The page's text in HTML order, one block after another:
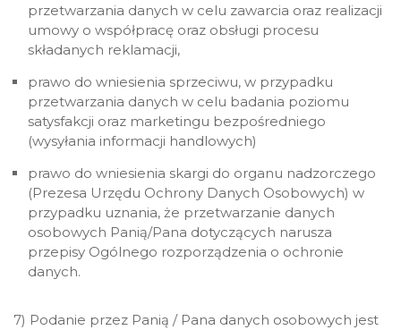
przetwarzania danych w celu zawarcia oraz realizacji
umowy o współpracę oraz obsługi procesu
składanych reklamacji,
prawo do wniesienia sprzeciwu, w przypadku
przetwarzania danych w celu badania poziomu
satysfakcji oraz marketingu bezpośredniego
(wysyłania informacji handlowych)
prawo do wniesienia skargi do organu nadzorczego
(Prezesa Urzędu Ochrony Danych Osobowych) w
przypadku uznania, że przetwarzanie danych
osobowych Panią/Pana dotyczących narusza
przepisy Ogólnego rozporządzenia o ochronie
danych.
7) Podanie przez Panią / Pana danych osobowych jest